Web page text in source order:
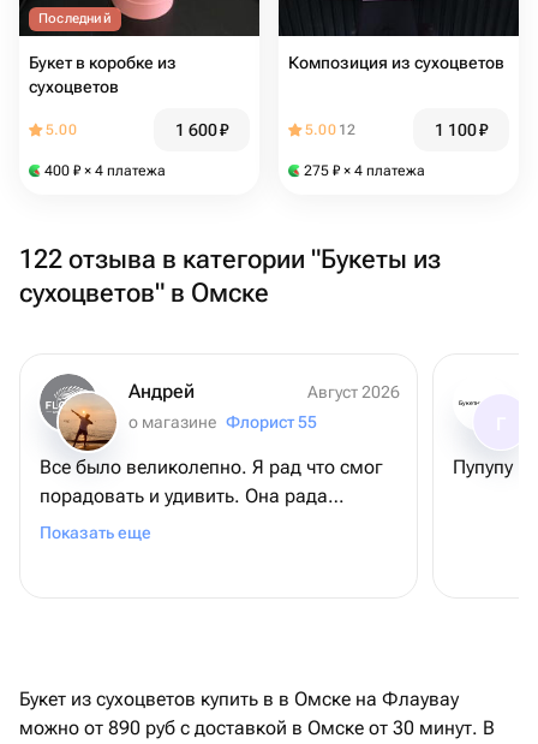
Последний
Букет в коробке из
сухоцветов
5.00 1 600₽
400 ₽ × 4 платежа
Композиция из сухоцветов
5.00 12 1 100₽
275 ₽ × 4 платежа
122 отзыва в категории "Букеты из
сухоцветов" в Омске
Андрей
Август 2026
о магазине Флорист 55
Все было великолепно. Я рад что смог
порадовать и удивить. Она рада
неожиданному сюрпризу)))
Показать еще
Букетная лавка
Пупупу
Букет из сухоцветов купить в в Омске на Флаувау
можно от 890 руб с доставкой в Омске от 30 минут. В